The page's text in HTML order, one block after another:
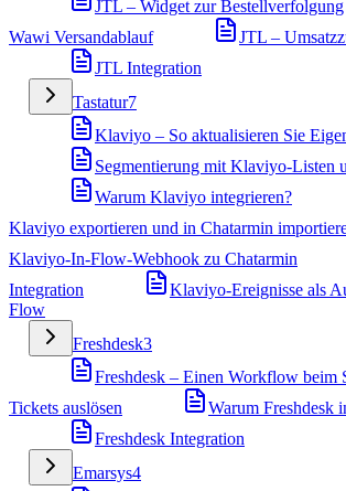
JTL – Widget zur Bestellverfolgung
Wawi Versandablauf
JTL –
JTL Integration
Tastatur7
Klaviyo – So aktualisieren Sie
Segmentierung mit Klaviyo-Listen
Warum Klaviyo integrieren?
Klaviyo exportieren und in Chatarmin
Klaviyo-In-Flow-Webhook zu Chatarmin
Integration
Klaviyo-Ereignisse als
Flow
Freshdesk3
Freshdesk – Einen Workflow beim
Tickets auslösen
Warum Freshdesk
Freshdesk Integration
Emarsys4